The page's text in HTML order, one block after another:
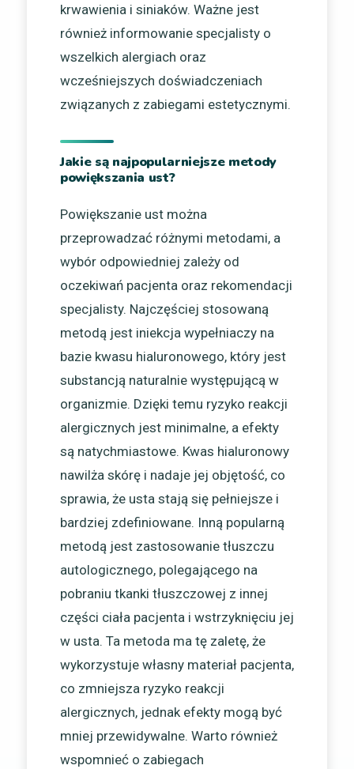
krwawienia i siniaków. Ważne jest
również informowanie specjalisty o
wszelkich alergiach oraz
wcześniejszych doświadczeniach
związanych z zabiegami estetycznymi.
Jakie są najpopularniejsze metody
powiększania ust?
Powiększanie ust można
przeprowadzać różnymi metodami, a
wybór odpowiedniej zależy od
oczekiwań pacjenta oraz rekomendacji
specjalisty. Najczęściej stosowaną
metodą jest iniekcja wypełniaczy na
bazie kwasu hialuronowego, który jest
substancją naturalnie występującą w
organizmie. Dzięki temu ryzyko reakcji
alergicznych jest minimalne, a efekty
są natychmiastowe. Kwas hialuronowy
nawilża skórę i nadaje jej objętość, co
sprawia, że usta stają się pełniejsze i
bardziej zdefiniowane. Inną popularną
metodą jest zastosowanie tłuszczu
autologicznego, polegającego na
pobraniu tkanki tłuszczowej z innej
części ciała pacjenta i wstrzyknięciu jej
w usta. Ta metoda ma tę zaletę, że
wykorzystuje własny materiał pacjenta,
co zmniejsza ryzyko reakcji
alergicznych, jednak efekty mogą być
mniej przewidywalne. Warto również
wspomnieć o zabiegach